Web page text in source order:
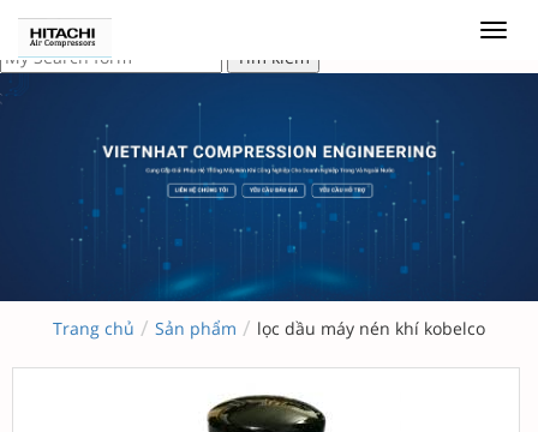
Trang chủ / Sản phẩm / lọc dầu máy nén khí kobelco